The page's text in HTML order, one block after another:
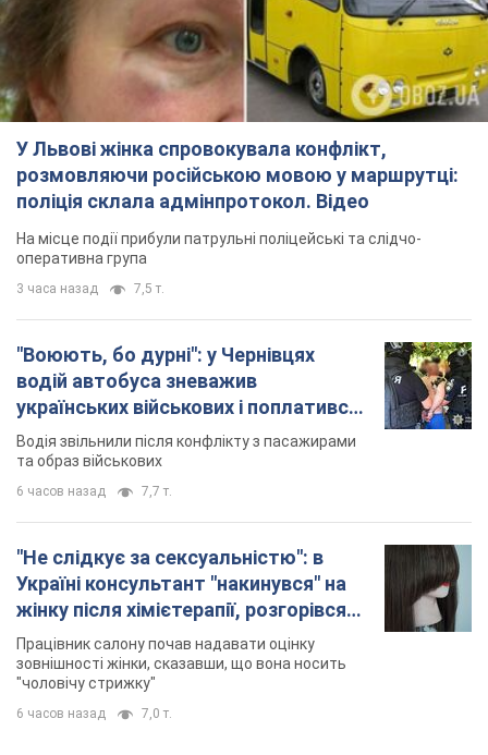
У Львові жінка спровокувала конфлікт,
розмовляючи російською мовою у маршрутці:
поліція склала адмінпротокол. Відео
На місце події прибули патрульні поліцейські та слідчо-
оперативна група
3 часа назад 7,5 т.
"Воюють, бо дурні": у Чернівцях
водій автобуса зневажив
українських військових і поплатився.
Відео
Водія звільнили після конфлікту з пасажирами
та образ військових
6 часов назад 7,7 т.
"Не слідкує за сексуальністю": в
Україні консультант "накинувся" на
жінку після хімієтерапії, розгорівся
скандал. Фото
Працівник салону почав надавати оцінку
зовнішності жінки, сказавши, що вона носить
"чоловічу стрижку"
6 часов назад 7,0 т.